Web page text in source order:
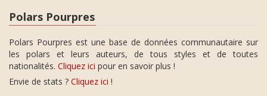
Polars Pourpres
Polars Pourpres est une base de données communautaire sur
les polars et leurs auteurs, de tous styles et de toutes
nationalités. Cliquez ici pour en savoir plus !
Envie de stats ? Cliquez ici !